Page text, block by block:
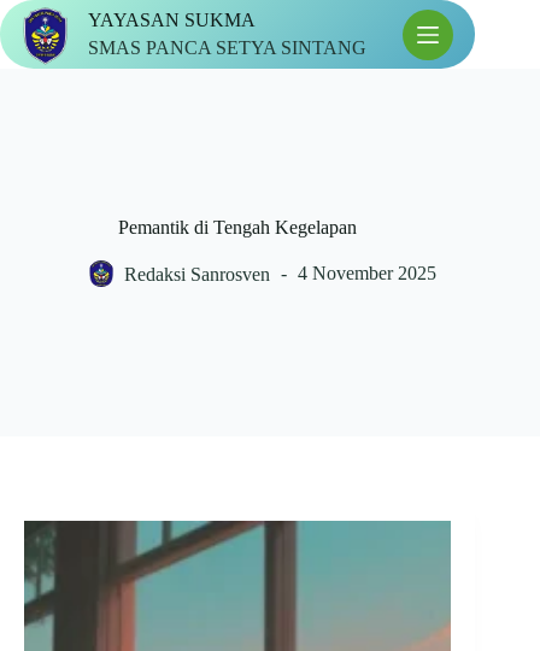
Skip
to
content
YAYASAN SUKMA
SMAS PANCA SETYA SINTANG
Pemantik di Tengah Kegelapan
Redaksi Sanrosven 4 November 2025